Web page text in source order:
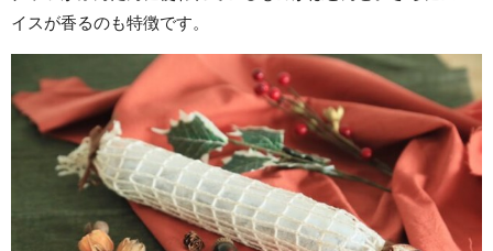
イスが香るのも特徴です。